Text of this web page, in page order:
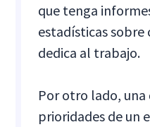
que tenga
estadísticas
dedica al trabajo.
Por otro lado,
prioridades de un